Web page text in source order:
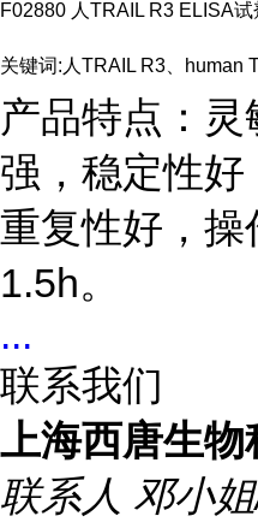
F02880 人 TRAIL R3 ELISA
关键词:人 TRAIL R3、human
产品特点：
强，稳定性好
重复性好，
1.5h。
...
联系我们
上海西唐生物
联系人 邓小